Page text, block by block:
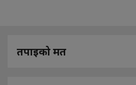
तपाइको मत